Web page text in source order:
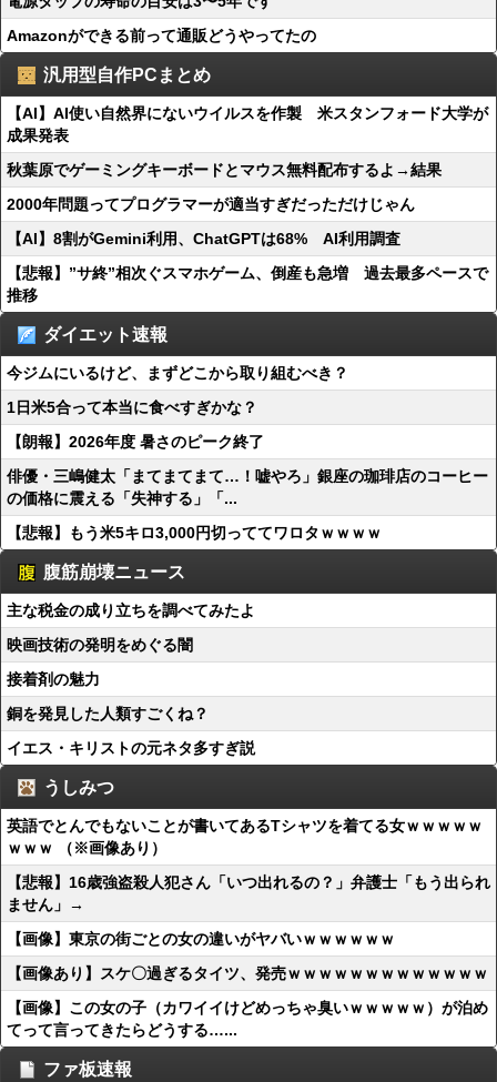
Amazonができる前って通販どうやってたの
汎用型自作PCまとめ
【AI】AI使い自然界にないウイルスを作製 米スタンフォード大学が
成果発表
秋葉原でゲーミングキーボードとマウス無料配布するよ→結果
2000年問題ってプログラマーが適当すぎだっただけじゃん
【AI】8割がGemini利用、ChatGPTは68% AI利用調査
【悲報】”サ終”相次ぐスマホゲーム、倒産も急増 過去最多ペースで
推移
ダイエット速報
今ジムにいるけど、まずどこから取り組むべき？
1日米5合って本当に食べすぎかな？
【朗報】2026年度 暑さのピーク終了
俳優・三嶋健太「まてまてまて…！嘘やろ」銀座の珈琲店のコーヒー
の価格に震える「失神する」「...
【悲報】もう米5キロ3,000円切っててワロタｗｗｗｗ
腹筋崩壊ニュース
主な税金の成り立ちを調べてみたよ
映画技術の発明をめぐる闇
接着剤の魅力
銅を発見した人類すごくね？
イエス・キリストの元ネタ多すぎ説
うしみつ
英語でとんでもないことが書いてあるTシャツを着てる女ｗｗｗｗｗ
ｗｗｗ （※画像あり）
【悲報】16歳強盗殺人犯さん「いつ出れるの？」弁護士「もう出られ
ません」→
【画像】東京の街ごとの女の違いがヤバいｗｗｗｗｗｗ
【画像あり】スケ〇過ぎるタイツ、発売ｗｗｗｗｗｗｗｗｗｗｗｗｗ
【画像】この女の子（カワイイけどめっちゃ臭いｗｗｗｗｗ）が泊め
てって言ってきたらどうする…...
ファ板速報